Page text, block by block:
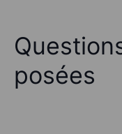
posées